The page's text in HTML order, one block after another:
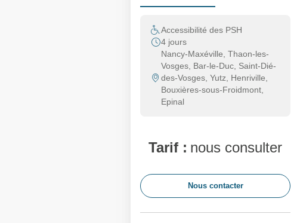
Accessibilité des PSH
4 jours
Nancy-Maxéville, Thaon-les-
Vosges, Bar-le-Duc, Saint-Dié-
des-Vosges, Yutz, Henriville,
Bouxières-sous-Froidmont,
Epinal
Tarif : nous consulter
Nous contacter